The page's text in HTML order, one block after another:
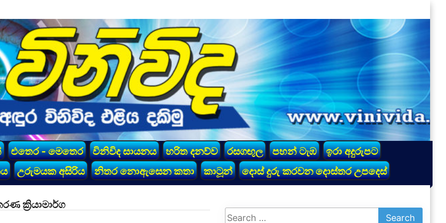
එතෙර - මෙතෙර විනිවිද සායනය හරිත දනව්ව රසගඟුල පහන් ටැඹ
ඉරා අදුරුපට
උරුමයක අසිරිය නිතර නොඇසෙන කතා කාටූන් දොස් දුරු කරවන දොස්තර උපදෙස්
ක්‍රියාමාර්ග